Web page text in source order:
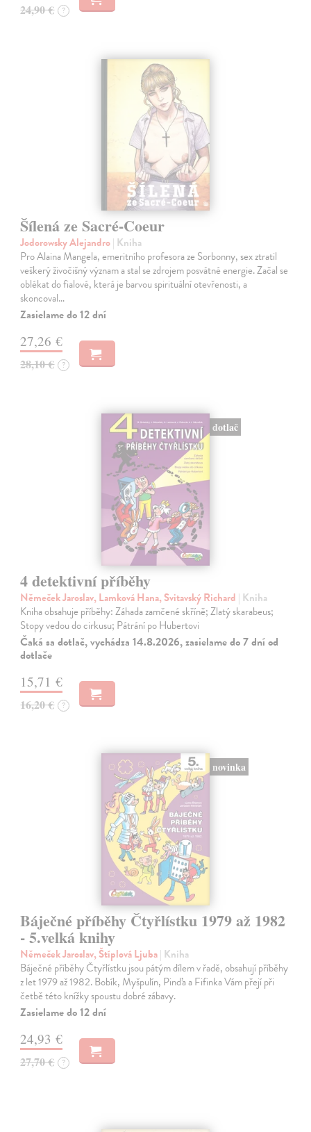
24,90 € ?
Šílená ze Sacré-Coeur
Jodorowsky Alejandro| Kniha
Pro Alaina Mangela, emeritního profesora ze Sorbonny, sex ztratil
veškerý živočišný význam a stal se zdrojem posvátné energie. Začal se
oblékat do fialové, která je barvou spirituální otevřenosti, a
skoncoval…
Zasielame do 12 dní
27,26 €
28,10 € ?
dotlač
4 detektivní příběhy
Němeček Jaroslav, Lamková Hana, Svitavský Richard | Kniha
Kniha obsahuje příběhy: Záhada zamčené skříně; Zlatý skarabeus;
Stopy vedou do cirkusu; Pátrání po Hubertovi
Čaká sa dotlač, vychádza 14.8.2026, zasielame do 7 dní od
dotlače
15,71 €
16,20 € ?
novinka
Báječné příběhy Čtyřlístku 1979 až 1982
- 5.velká knihy
Němeček Jaroslav, Štíplová Ljuba| Kniha
Báječné příběhy Čtyřlístku jsou pátým dílem v řadě, obsahují příběhy
z let 1979 až 1982. Bobík, Myšpulín, Pinďa a Fifinka Vám přejí při
četbě této knížky spoustu dobré zábavy.
Zasielame do 12 dní
24,93 €
27,70 € ?